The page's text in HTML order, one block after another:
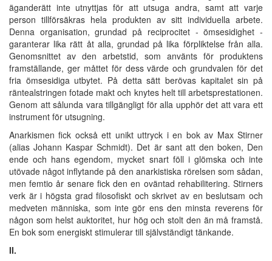
äganderätt inte utnyttjas för att utsuga andra, samt att varje
person tillförsäkras hela produkten av sitt individuella arbete.
Denna organisation, grundad på reciprocitet - ömsesidighet -
garanterar lika rätt åt alla, grundad på lika förpliktelse från alla.
Genomsnittet av den arbetstid, som använts för produktens
framställande, ger måttet för dess värde och grundvalen för det
fria ömsesidiga utbytet. På detta sätt berövas kapitalet sin på
räntealstringen fotade makt och knytes helt till arbetsprestationen.
Genom att sålunda vara tillgängligt för alla upphör det att vara ett
instrument för utsugning.
Anarkismen fick också ett unikt uttryck i en bok av Max Stirner
(alias Johann Kaspar Schmidt). Det är sant att den boken, Den
ende och hans egendom, mycket snart föll i glömska och inte
utövade något inflytande på den anarkistiska rörelsen som sådan,
men femtio år senare fick den en oväntad rehabilitering. Stirners
verk är i högsta grad filosofiskt och skrivet av en beslutsam och
medveten människa, som inte gör ens den minsta reverens för
någon som helst auktoritet, hur hög och stolt den än må framstå.
En bok som energiskt stimulerar till självständigt tänkande.
II.